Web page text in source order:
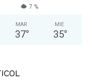
7 %
MAR
37°
MIE
35°